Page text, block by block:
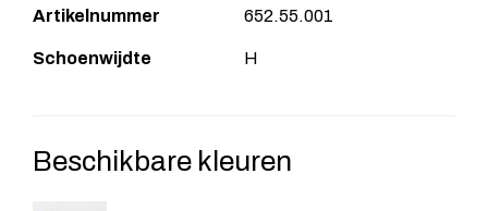
Artikelnummer 652.55.001
Schoenwijdte H
Beschikbare kleuren